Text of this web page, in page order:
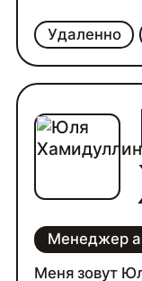
Удаленно
направлений
технические
для
Менеджер
Меня зовут